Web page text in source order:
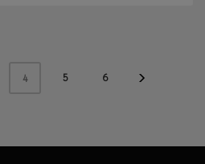
4 5 6